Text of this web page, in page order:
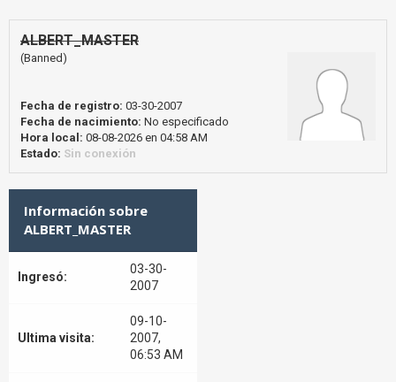
ALBERT_MASTER
(Banned)
Fecha de registro: 03-30-2007
Fecha de nacimiento: No especificado
Hora local: 08-08-2026 en 04:58 AM
Estado: Sin conexión
Información sobre
ALBERT_MASTER
Ingresó:
03-30-
2007
Ultima visita:
09-10-
2007,
06:53 AM